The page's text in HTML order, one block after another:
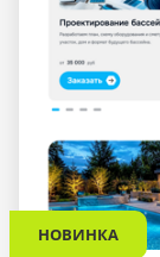
НОВИНКА